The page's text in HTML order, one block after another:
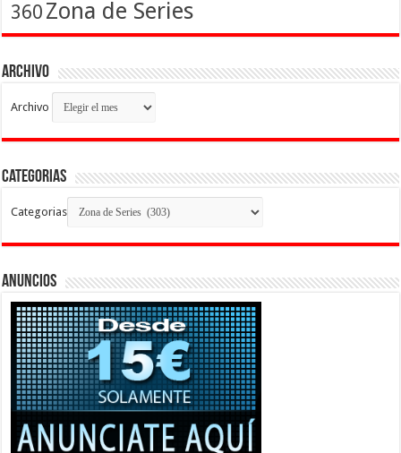
360 Zona de Series
Archivo
Archivo
Categorias
Categorias
Anuncios